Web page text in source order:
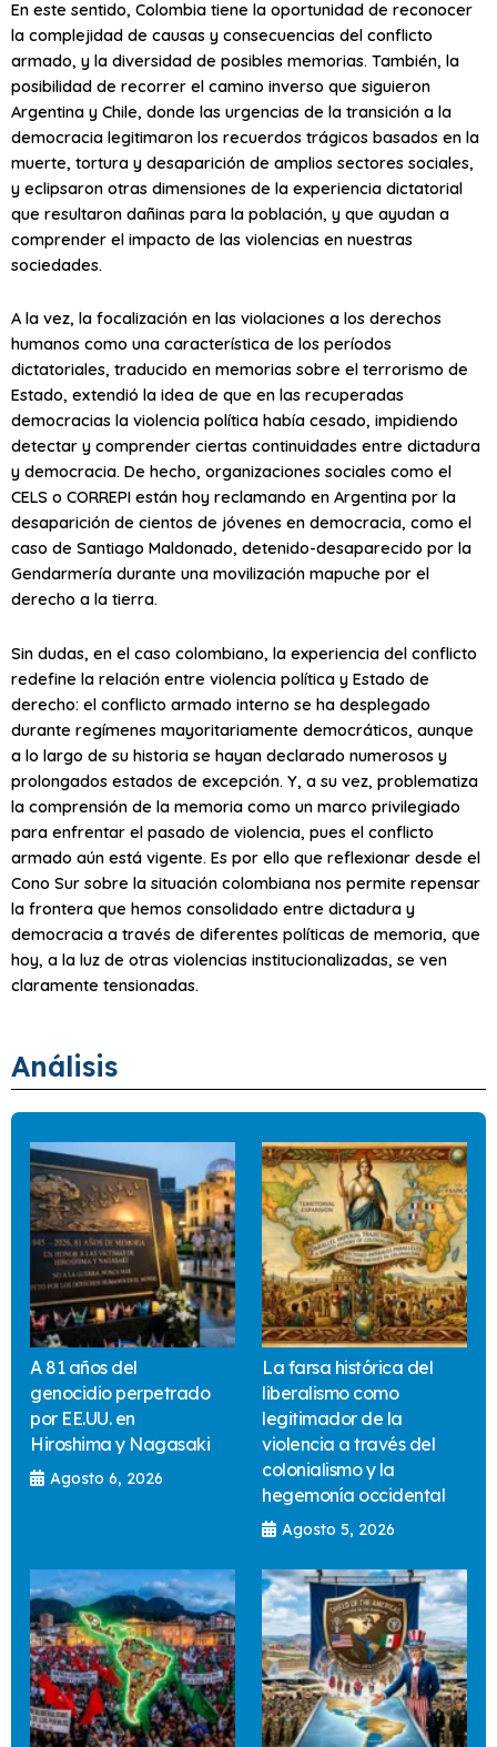
En este sentido, Colombia tiene la oportunidad de reconocer
la complejidad de causas y consecuencias del conflicto
armado, y la diversidad de posibles memorias. También, la
posibilidad de recorrer el camino inverso que siguieron
Argentina y Chile, donde las urgencias de la transición a la
democracia legitimaron los recuerdos trágicos basados en la
muerte, tortura y desaparición de amplios sectores sociales,
y eclipsaron otras dimensiones de la experiencia dictatorial
que resultaron dañinas para la población, y que ayudan a
comprender el impacto de las violencias en nuestras
sociedades.
A la vez, la focalización en las violaciones a los derechos
humanos como una característica de los períodos
dictatoriales, traducido en memorias sobre el terrorismo de
Estado, extendió la idea de que en las recuperadas
democracias la violencia política había cesado, impidiendo
detectar y comprender ciertas continuidades entre dictadura
y democracia. De hecho, organizaciones sociales como el
CELS o CORREPI están hoy reclamando en Argentina por la
desaparición de cientos de jóvenes en democracia, como el
caso de Santiago Maldonado, detenido-desaparecido por la
Gendarmería durante una movilización mapuche por el
derecho a la tierra.
Sin dudas, en el caso colombiano, la experiencia del conflicto
redefine la relación entre violencia política y Estado de
derecho: el conflicto armado interno se ha desplegado
durante regímenes mayoritariamente democráticos, aunque
a lo largo de su historia se hayan declarado numerosos y
prolongados estados de excepción. Y, a su vez, problematiza
la comprensión de la memoria como un marco privilegiado
para enfrentar el pasado de violencia, pues el conflicto
armado aún está vigente. Es por ello que reflexionar desde el
Cono Sur sobre la situación colombiana nos permite repensar
la frontera que hemos consolidado entre dictadura y
democracia a través de diferentes políticas de memoria, que
hoy, a la luz de otras violencias institucionalizadas, se ven
claramente tensionadas.
Análisis
A 81 años del
genocidio perpetrado
por EE.UU. en
Hiroshima y Nagasaki
Agosto 6, 2026
La farsa histórica del
liberalismo como
legitimador de la
violencia a través del
colonialismo y la
hegemonía occidental
Agosto 5, 2026